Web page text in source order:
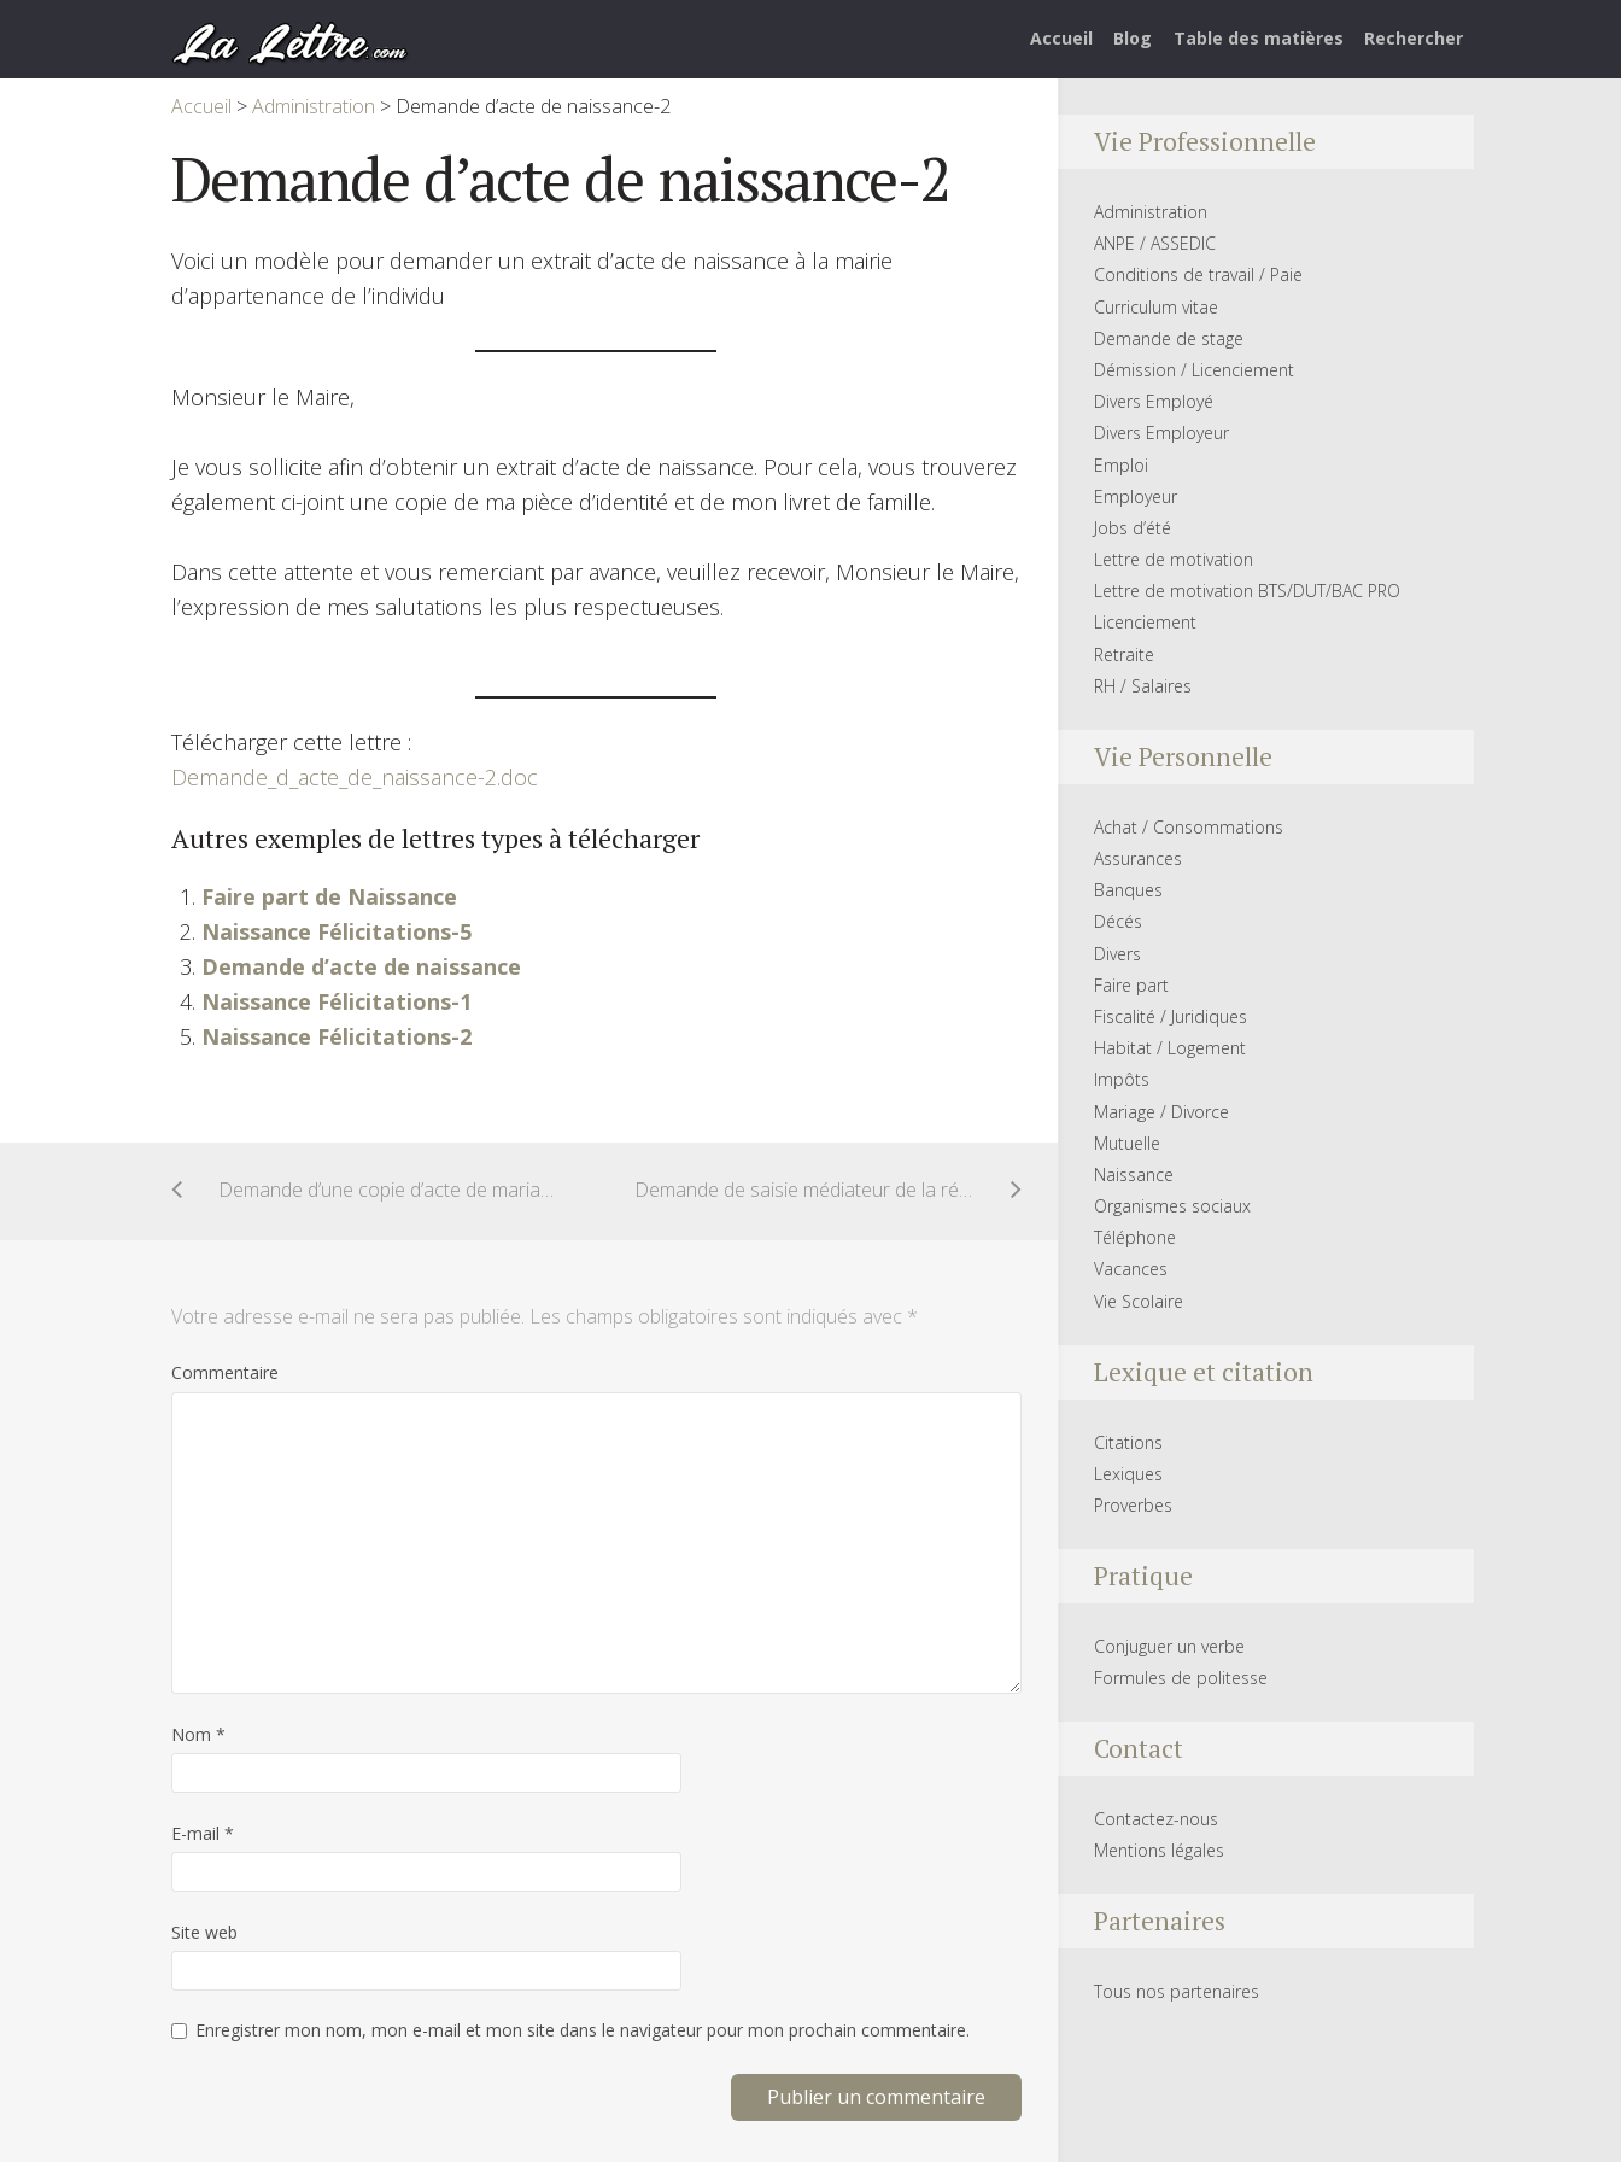
Accueil Blog Table des matières Rechercher
Accueil >Administration > Demande d’acte de naissance-2
Demande d’acte de naissance-2
Voici un modèle pour demander un extrait d’acte de naissance à la mairie
d’appartenance de l’individu
Monsieur le Maire,
Je vous sollicite afin d’obtenir un extrait d’acte de naissance. Pour cela, vous trouverez
également ci-joint une copie de ma pièce d’identité et de mon livret de famille.
Dans cette attente et vous remerciant par avance, veuillez recevoir, Monsieur le Maire,
l’expression de mes salutations les plus respectueuses.
Télécharger cette lettre :
Demande_d_acte_de_naissance-2.doc
Autres exemples de lettres types à télécharger
Faire part de Naissance
Naissance Félicitations-5
Demande d’acte de naissance
Naissance Félicitations-1
Naissance Félicitations-2
Demande d’une copie d’acte de mariage Demande de saisie médiateur de la république
Votre adresse e-mail ne sera pas publiée. Les champs obligatoires sont indiqués avec *
Commentaire
Nom *
E-mail *
Site web
Enregistrer mon nom, mon e-mail et mon site dans le navigateur pour mon prochain commentaire.
Vie Professionnelle
Administration
ANPE / ASSEDIC
Conditions de travail / Paie
Curriculum vitae
Demande de stage
Démission / Licenciement
Divers Employé
Divers Employeur
Emploi
Employeur
Jobs d’été
Lettre de motivation
Lettre de motivation BTS/DUT/BAC PRO
Licenciement
Retraite
RH / Salaires
Vie Personnelle
Achat / Consommations
Assurances
Banques
Décés
Divers
Faire part
Fiscalité / Juridiques
Habitat / Logement
Impôts
Mariage / Divorce
Mutuelle
Naissance
Organismes sociaux
Téléphone
Vacances
Vie Scolaire
Lexique et citation
Citations
Lexiques
Proverbes
Pratique
Conjuguer un verbe
Formules de politesse
Contact
Contactez-nous
Mentions légales
Partenaires
Tous nos partenaires